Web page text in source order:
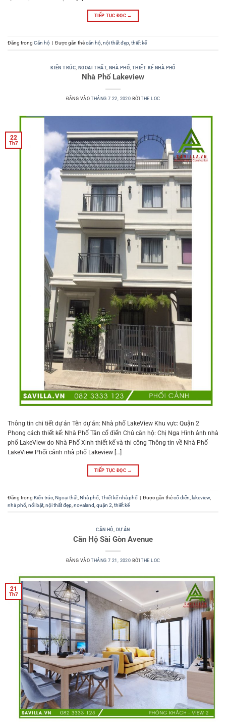
TIẾP TỤC ĐỌC →
Đăng trong Căn hộ | Được gắn thẻcăn hộ nội thất đẹp thiết kế
KIẾN TRÚC NGOẠI THẤT, NHÀ PHỐ THIẾT KẾ NHÀ PHỐ
Nhà Phố Lakeview
ĐĂNG VÀOTHÁNG 7 22, 2020 BỞITHE LOC
22
Th7
Thông tin chi tiết dự án Tên dự án: Nhà phố LakeView Khu vực: Quận 2
Phong cách thiết kế: Nhà Phố Tân cổ điển Chủ căn hộ: Chị Nga Hình ảnh nhà
phố LakeView do Nhà Phố Xinh thiết kế và thi công Thông tin về Nhà Phố
LakeView Phối cảnh nhà phố Lakeview […]
TIẾP TỤC ĐỌC →
Đăng trong Kiến trúc Ngoại thất Nhà phố Thiết kế nhà phố | Được gắn thẻcổ điển lakeview,
nhà phố nổi bật nội thất đẹp novaland quận 2 thiết kế
CĂN HỘ, DỰ ÁN
Căn Hộ Sài Gòn Avenue
ĐĂNG VÀOTHÁNG 7 21, 2020 BỞITHE LOC
21
Th7